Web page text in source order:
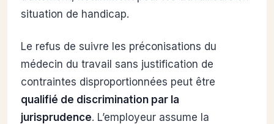
situation de handicap.
Le refus de suivre les préconisations du
médecin du travail sans justification de
contraintes disproportionnées peut être
qualifié de discrimination par la
jurisprudence. L’employeur assume la